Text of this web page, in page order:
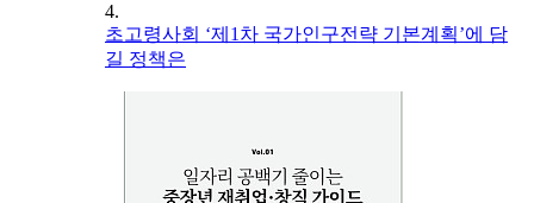
4.
초고령사회 ‘제1차 국가인구전략 기본계획’에 담
길 정책은